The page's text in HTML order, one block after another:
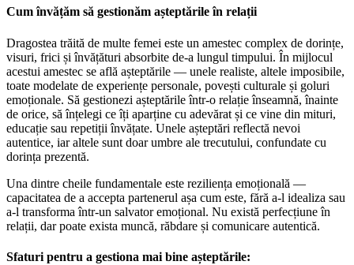
Cum învățăm să gestionăm așteptările în relații
Dragostea trăită de multe femei este un amestec complex de dorințe,
visuri, frici și învățături absorbite de-a lungul timpului. În mijlocul
acestui amestec se află așteptările — unele realiste, altele imposibile,
toate modelate de experiențe personale, povești culturale și goluri
emoționale. Să gestionezi așteptările într-o relație înseamnă, înainte
de orice, să înțelegi ce îți aparține cu adevărat și ce vine din mituri,
educație sau repetiții învățate. Unele așteptări reflectă nevoi
autentice, iar altele sunt doar umbre ale trecutului, confundate cu
dorința prezentă.
Una dintre cheile fundamentale este reziliența emoțională —
capacitatea de a accepta partenerul așa cum este, fără a-l idealiza sau
a-l transforma într-un salvator emoțional. Nu există perfecțiune în
relații, dar poate exista muncă, răbdare și comunicare autentică.
Sfaturi pentru a gestiona mai bine așteptările: